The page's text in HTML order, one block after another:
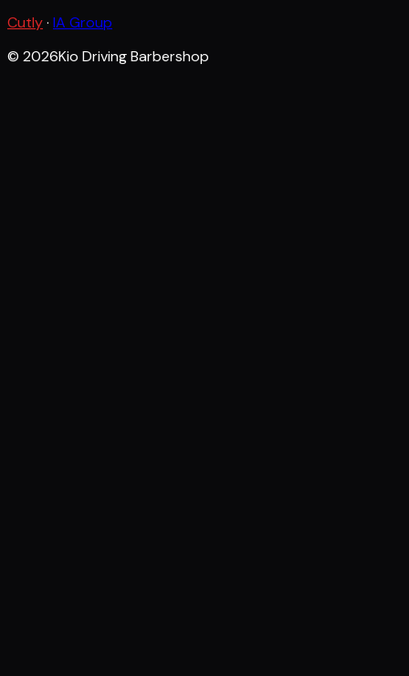
Cutly· IA Group
© 2026Kio Driving Barbershop